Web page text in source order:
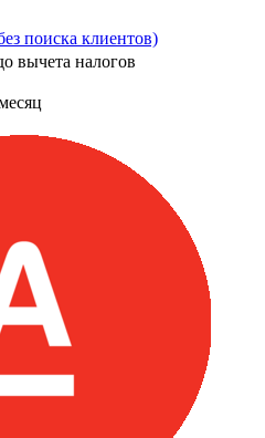
поиска клиентов)
вычета налогов